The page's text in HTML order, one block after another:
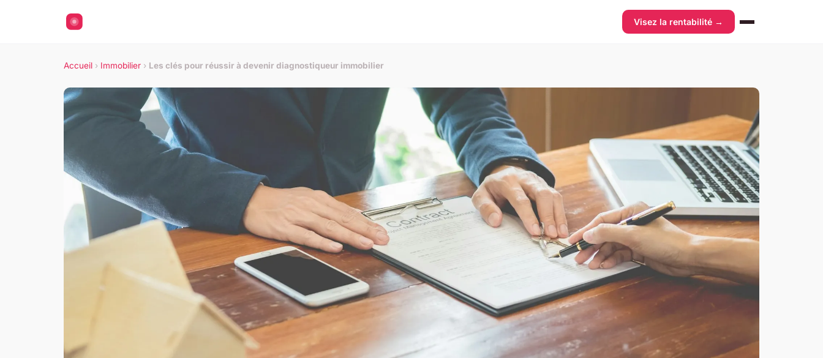
Visez la rentabilité →
Accueil › Immobilier › Les clés pour réussir à devenir diagnostiqueur immobilier